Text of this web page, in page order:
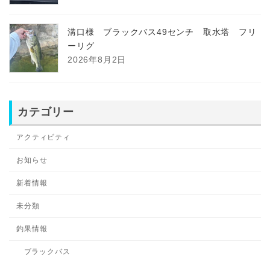
溝口様 ブラックバス49センチ 取水塔 フリ
ーリグ
2026年8月2日
カテゴリー
アクティビティ
お知らせ
新着情報
未分類
釣果情報
ブラックバス